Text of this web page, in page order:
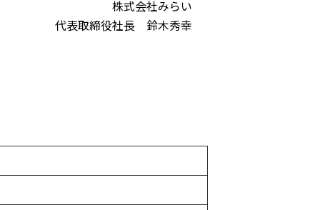
株式会社みらい
代表取締役社長 鈴木秀幸